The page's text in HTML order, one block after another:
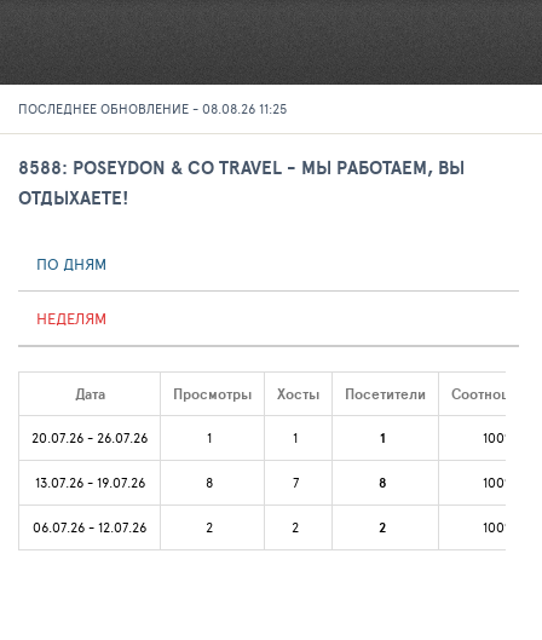
ПОСЛЕДНЕЕ ОБНОВЛЕНИЕ - 08.08.26 11:25
8588: POSEYDON & CO TRAVEL - МЫ РАБОТАЕМ, ВЫ
ОТДЫХАЕТЕ!
ПО ДНЯМ
НЕДЕЛЯМ
Дата Просмотры Хосты Посетители
20.07.26 - 26.07.26 1 1 1 100%
13.07.26 - 19.07.26 8 7 8 100%
06.07.26 - 12.07.26 2 2 2 100%